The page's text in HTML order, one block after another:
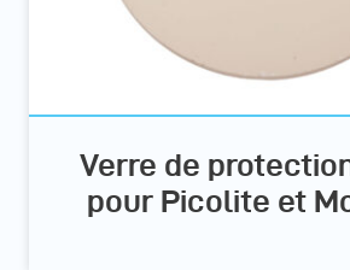
Verre de
pour Picolite et